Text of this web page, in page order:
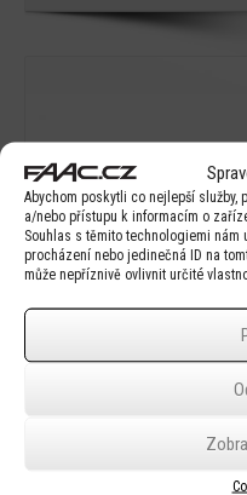
Abychom poskytli co nejlepší služby,
a/nebo přístupu k informacím o
Souhlas s těmito technologiemi
procházení nebo jedinečná ID na
může nepříznivě ovlivnit určité